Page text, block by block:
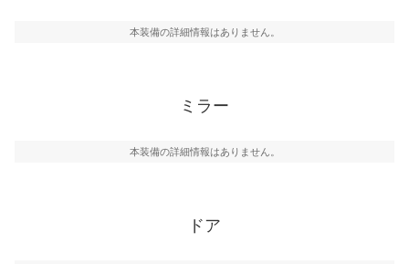
本装備の詳細情報はありません。
ミラー
本装備の詳細情報はありません。
ドア